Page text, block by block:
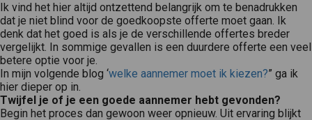
Ik vind het hier altijd ontzettend belangrijk om te benadrukken
dat je niet blind voor de goedkoopste offerte moet gaan. Ik
denk dat het goed is als je de verschillende offertes breder
vergelijkt. In sommige gevallen is een duurdere offerte een veel
betere optie voor je.
In mijn volgende blog ‘welke aannemer moet ik kiezen?” ga ik
hier dieper op in.
Twijfel je of je een goede aannemer hebt gevonden?
Begin het proces dan gewoon weer opnieuw. Uit ervaring blijkt